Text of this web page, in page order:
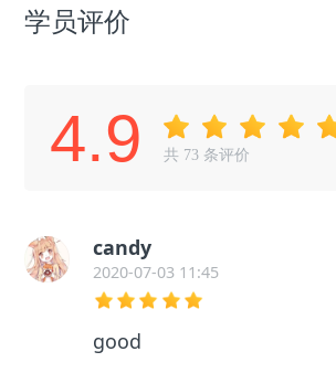
学员评价
4.9 共 73 条评价
candy
2020-07-03 11:45
good